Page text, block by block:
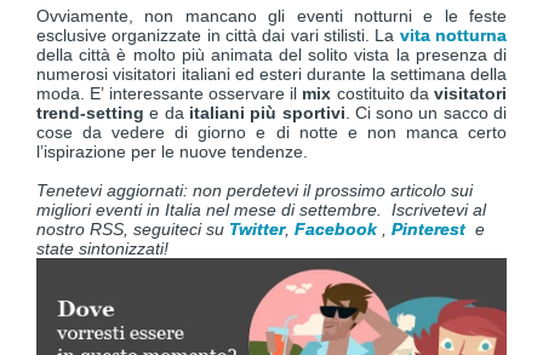
Ovviamente, non mancano gli eventi notturni e le feste
esclusive organizzate in città dai vari stilisti. La vita notturna
della città è molto più animata del solito vista la presenza di
numerosi visitatori italiani ed esteri durante la settimana della
moda. E’ interessante osservare il mix costituito da visitatori
trend-setting e da italiani più sportivi . Ci sono un sacco di
cose da vedere di giorno e di notte e non manca certo
l’ispirazione per le nuove tendenze.
Tenetevi aggiornati: non perdetevi il prossimo articolo sui
migliori eventi in Italia nel mese di settembre. Iscrivetevi al
nostro RSS, seguiteci su Twitter, Facebook, Pintereste
state sintonizzati!